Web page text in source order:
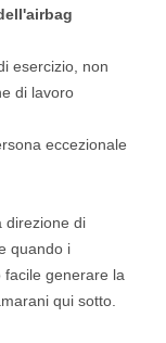
esercizio, non
di lavoro
eccezionale
direzione di
quando i
generare la
qui sotto.